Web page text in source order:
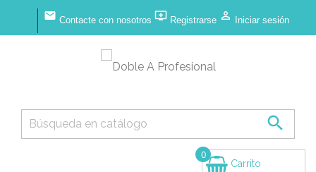
 Contacte con nosotros  Registrarse  Iniciar sesión

Carrito
0